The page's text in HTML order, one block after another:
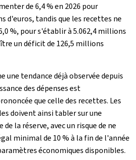
de 6,4 % en 2026 pour
d'euros, tandis que les recettes ne
%, pour s'établir à 5.062,4 millions
un déficit de 126,5 millions
tendance déjà observée depuis
des dépenses est
que celle des recettes. Les
doivent ainsi tabler sur une
la réserve, avec un risque de ne
minimal de 10 % à la fin de l'année
économiques disponibles.